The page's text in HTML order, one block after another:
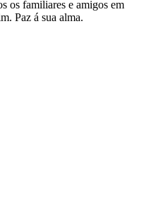
os familiares e amigos em
Paz á sua alma.